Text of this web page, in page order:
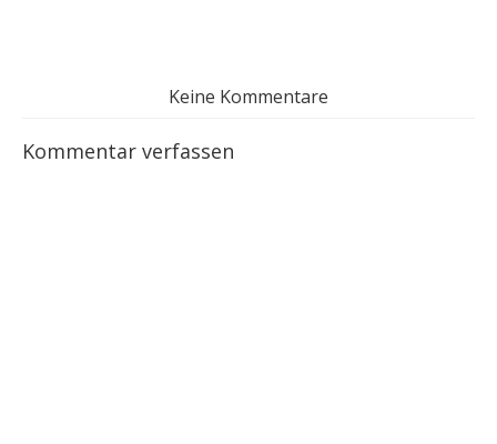
Keine Kommentare
Kommentar verfassen